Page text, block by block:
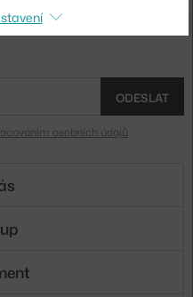
ODESLAT
osobních údajů